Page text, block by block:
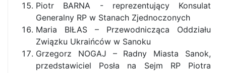
Piotr BARNA - reprezentujący Konsulat
Generalny RP w Stanach Zjednoczonych
Maria BIŁAS – Przewodnicząca Oddziału
Związku Ukraińców w Sanoku
Grzegorz NOGAJ – Radny Miasta Sanok,
przedstawiciel Posła na Sejm RP Piotra